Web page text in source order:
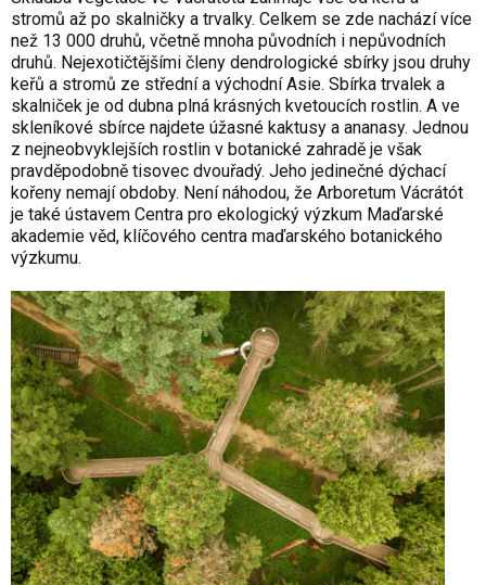
stromů až po skalničky a trvalky. Celkem se zde nachází více
než 13 000 druhů, včetně mnoha původních i nepůvodních
druhů. Nejexotičtějšími členy dendrologické sbírky jsou druhy
keřů a stromů ze střední a východní Asie. Sbírka trvalek a
skalniček je od dubna plná krásných kvetoucích rostlin. A ve
skleníkové sbírce najdete úžasné kaktusy a ananasy. Jednou
z nejneobvyklejších rostlin v botanické zahradě je však
pravděpodobně tisovec dvouřadý. Jeho jedinečné dýchací
kořeny nemají obdoby. Není náhodou, že Arboretum Vácrátót
je také ústavem Centra pro ekologický výzkum Maďarské
akademie věd, klíčového centra maďarského botanického
výzkumu.